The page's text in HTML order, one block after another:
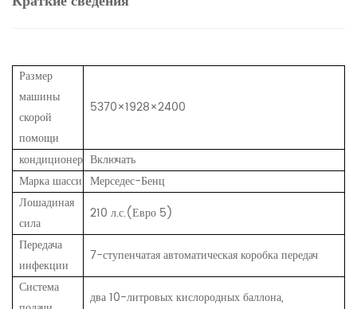
Размер
машины
скорой
помощи
5370×1928×2400
кондиционер Включать
Марка шасси Мерседес-Бенц
Лошадиная
сила
210 л.с.(Евро 5)
Передача
инфекции
7-ступенчатая автоматическая коробка передач
Система
два 10-литровых кислородных баллона,